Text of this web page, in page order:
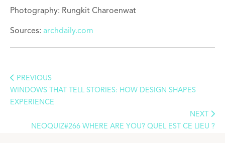
Photography: Rungkit Charoenwat
Sources: archdaily.com
PREVIOUS
WINDOWS THAT TELL STORIES: HOW DESIGN SHAPES
EXPERIENCE
NEXT
NEOQUIZ#266 WHERE ARE YOU? QUEL EST CE LIEU ?